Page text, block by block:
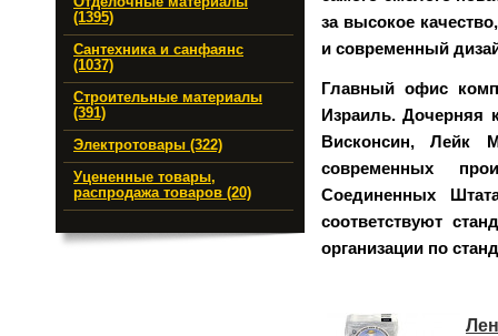
(1395)
Сантехника и санфаянс
(1037)
Строительные материалы
(391)
Электротовары (322)
Уцененные товары,
распродажа товаров (20)
за высокое
и современный
Главный офис
Израиль. Дочерняя
Висконсин, Лейк
современных
Соединенных
соответствуют
организации по